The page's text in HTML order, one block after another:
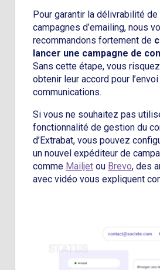
Pour garantir la délivrabilité
campagnes d’emailing, nous
recommandons fortement de
lancer une campagne de
Sans cette étape, vous
obtenir leur accord pour
communications.
Si vous ne souhaitez pas
fonctionnalité de gestion du
d’Extrabat, vous pouvez
un nouvel expéditeur de
comme Mailjet ou Brevo, des
avec vidéo vous expliquent